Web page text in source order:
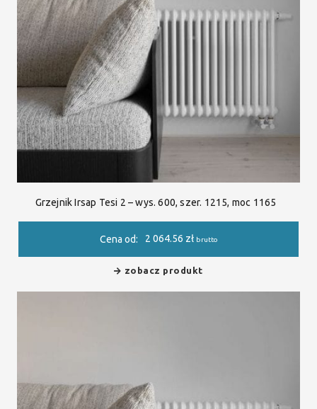
Grzejnik Irsap Tesi 2 – wys. 600, szer. 1215, moc 1165
Cena od: 2 064.56 zł brutto
zobacz produkt